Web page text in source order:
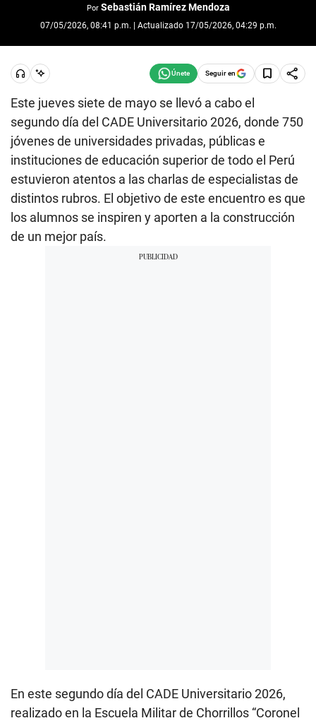
Por Sebastián Ramírez Mendoza
07/05/2026, 08:41 p.m. | Actualizado 17/05/2026, 04:29 p.m.
Seguir en
Este jueves siete de mayo se llevó a cabo el
segundo día del CADE Universitario 2026, donde 750
jóvenes de universidades privadas, públicas e
instituciones de educación superior de todo el Perú
estuvieron atentos a las charlas de especialistas de
distintos rubros. El objetivo de este encuentro es que
los alumnos se inspiren y aporten a la construcción
de un mejor país.
En este segundo día del CADE Universitario 2026,
realizado en la Escuela Militar de Chorrillos “Coronel